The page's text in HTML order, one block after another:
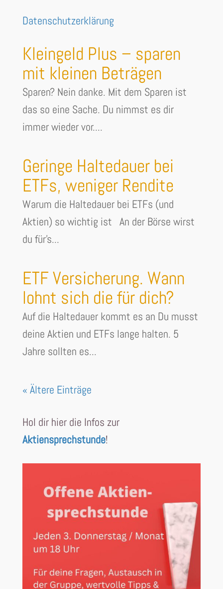
Datenschutzerklärung
Kleingeld Plus – sparen
mit kleinen Beträgen
Sparen? Nein danke. Mit dem Sparen ist
das so eine Sache. Du nimmst es dir
immer wieder vor....
Geringe Haltedauer bei
ETFs, weniger Rendite
Warum die Haltedauer bei ETFs (und
Aktien) so wichtig ist An der Börse wirst
du für's...
ETF Versicherung. Wann
lohnt sich die für dich?
Auf die Haltedauer kommt es an Du musst
deine Aktien und ETFs lange halten. 5
Jahre sollten es...
« Ältere Einträge
Hol dir hier die Infos zur
Aktiensprechstunde!